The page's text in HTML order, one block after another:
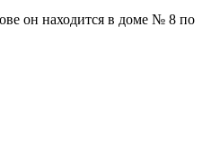
он находится в доме № 8 по